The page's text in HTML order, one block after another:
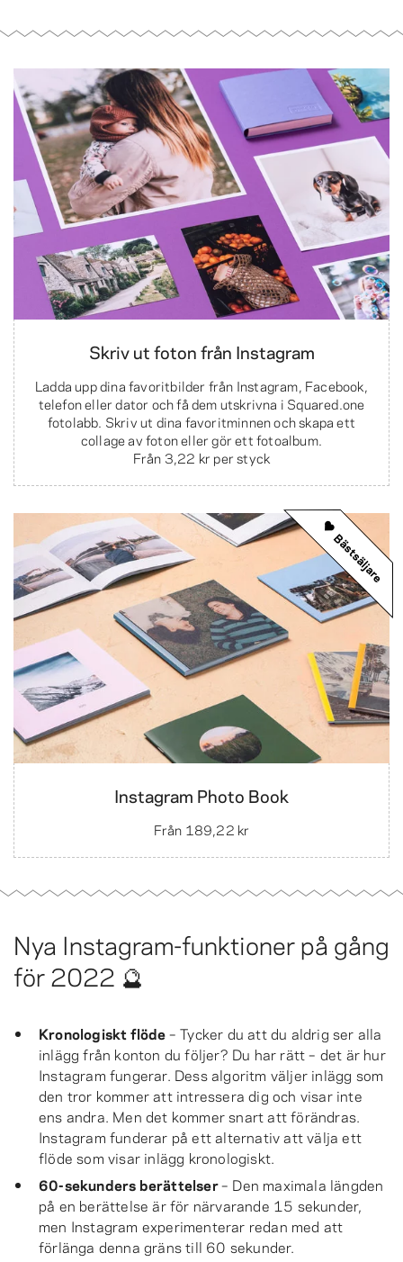
Skriv ut foton från Instagram
Ladda upp dina favoritbilder från Instagram, Facebook,
telefon eller dator och få dem utskrivna i Squared.one
fotolabb. Skriv ut dina favoritminnen och skapa ett
collage av foton eller gör ett fotoalbum.
Från 3,22 kr per styck
Instagram Photo Book
Från 189,22 kr
Bästsäljare
Nya Instagram-funktioner på gång
för 2022 🔮
Kronologiskt flöde– Tycker du att du aldrig ser alla
inlägg från konton du följer? Du har rätt – det är hur
Instagram fungerar. Dess algoritm väljer inlägg som
den tror kommer att intressera dig och visar inte
ens andra. Men det kommer snart att förändras.
Instagram funderar på ett alternativ att välja ett
flöde som visar inlägg kronologiskt.
60-sekunders berättelser– Den maximala längden
på en berättelse är för närvarande 15 sekunder,
men Instagram experimenterar redan med att
förlänga denna gräns till 60 sekunder.